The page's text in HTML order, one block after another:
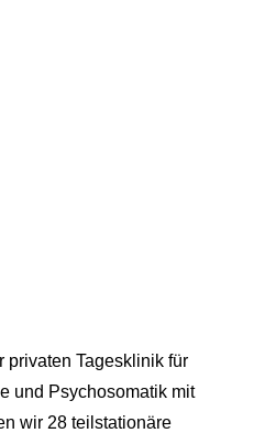
privaten Tagesklinik für
und Psychosomatik mit
wir 28 teilstationäre